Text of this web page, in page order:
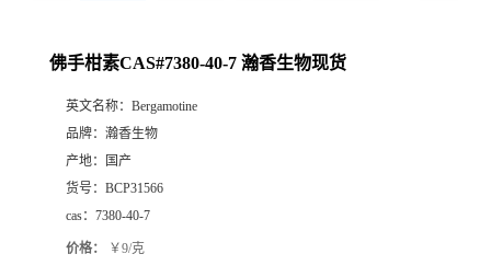
佛手柑素CAS#7380-40-7 瀚香生物现货
英文名称： Bergamotine
品牌： 瀚香生物
产地：
国产
货号： BCP31566
cas： 7380-40-7
价格： ￥9/克